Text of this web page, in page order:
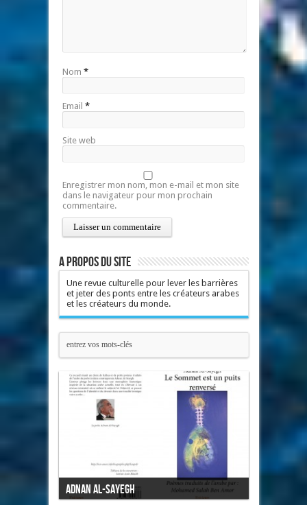
Nom *
Email *
Site web
Enregistrer mon nom, mon e-mail et mon site
dans le navigateur pour mon prochain
commentaire.
A propos du site
Une revue culturelle pour lever les barrières
et jeter des ponts entre les créateurs arabes
et les créateurs du monde.
Adnan Al-Sayegh
Mon cœur l'oiseau